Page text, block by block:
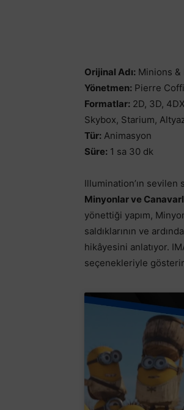
Orijinal Adı: Minions
Yönetmen: Pierre
Formatlar: 2D, 3D,
Skybox, Starium,
Tür: Animasyon
Süre: 1 sa 30 dk
Illumination’ın sevilen
Minyonlar ve
yönettiği yapım,
saldıklarının ve
hikâyesini anlatıyor.
seçenekleriyle